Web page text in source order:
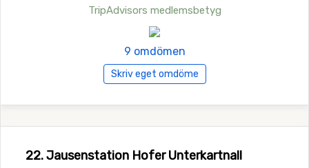
TripAdvisors medlemsbetyg
9 omdömen
Skriv eget omdöme
22. Jausenstation Hofer Unterkartnall